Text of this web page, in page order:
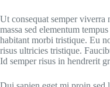
Ut consequat semper
massa sed elementum
habitant morbi tristique. Eu
risus ultricies tristique.
Id semper risus in hendrerit